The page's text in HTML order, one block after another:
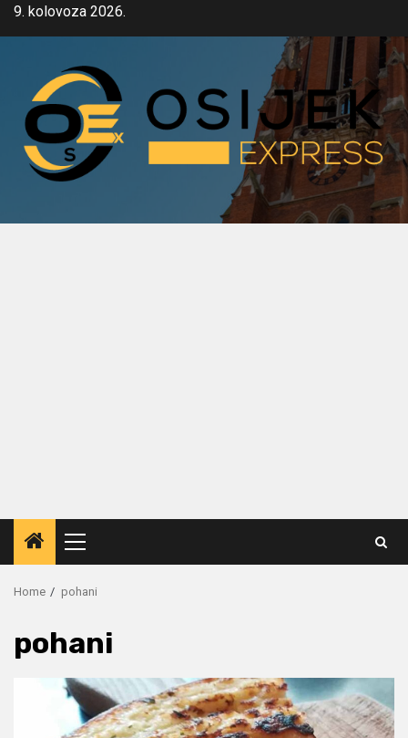
Skip9. kolovoza 2026.
Primary
Menu
Home pohani
pohani